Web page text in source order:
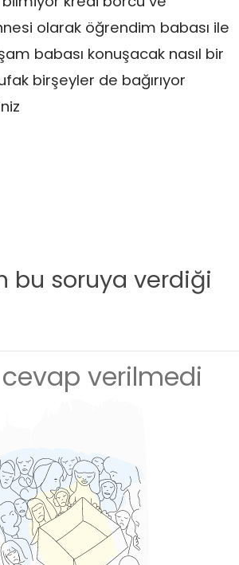
olarak öğrendim babası ile
babası konuşacak nasıl bir
birşeyler de bağırıyor
bu soruya verdiği
cevap verilmedi